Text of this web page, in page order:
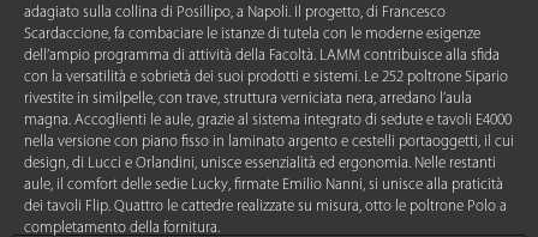
adagiato sulla collina di Posillipo, a Napoli. Il progetto, di Francesco
Scardaccione, fa combaciare le istanze di tutela con le moderne esigenze
dell’ampio programma di attività della Facoltà. LAMM contribuisce alla sfida
con la versatilità e sobrietà dei suoi prodotti e sistemi. Le 252 poltrone Sipario
rivestite in similpelle, con trave, struttura verniciata nera, arredano l’aula
magna. Accoglienti le aule, grazie al sistema integrato di sedute e tavoli E4000
nella versione con piano fisso in laminato argento e cestelli portaoggetti, il cui
design, di Lucci e Orlandini, unisce essenzialità ed ergonomia. Nelle restanti
aule, il comfort delle sedie Lucky, firmate Emilio Nanni, si unisce alla praticità
dei tavoli Flip. Quattro le cattedre realizzate su misura, otto le poltrone Polo a
completamento della fornitura.